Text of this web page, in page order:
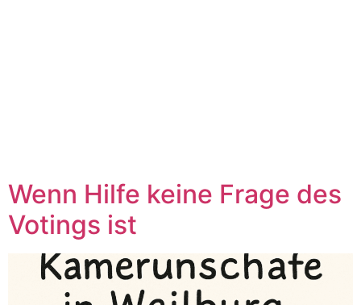
Wenn Hilfe keine Frage des
Votings ist